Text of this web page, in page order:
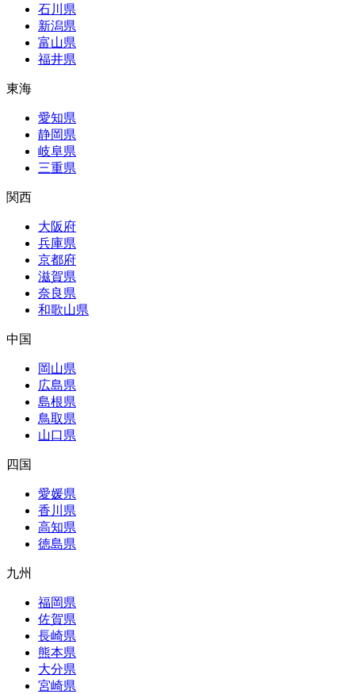
石川県
新潟県
富山県
福井県
東海
愛知県
静岡県
岐阜県
三重県
関西
大阪府
兵庫県
京都府
滋賀県
奈良県
和歌山県
中国
岡山県
広島県
島根県
鳥取県
山口県
四国
愛媛県
香川県
高知県
徳島県
九州
福岡県
佐賀県
長崎県
熊本県
大分県
宮崎県